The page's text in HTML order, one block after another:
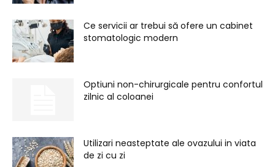
Ce servicii ar trebui să ofere un cabinet
stomatologic modern
Optiuni non-chirurgicale pentru confortul
zilnic al coloanei
Utilizari neasteptate ale ovazului in viata
de zi cu zi